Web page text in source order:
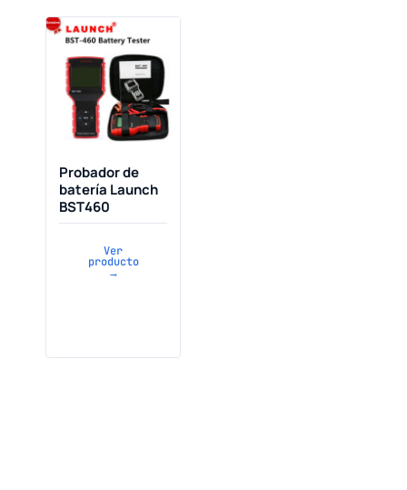
Probador de
batería Launch
BST460
Ver
producto
→